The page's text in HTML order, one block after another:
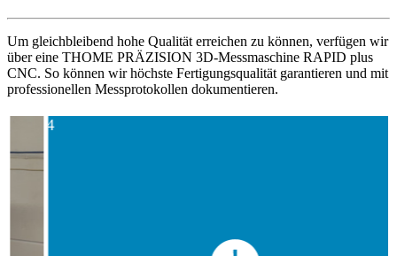
Um gleichbleibend hohe Qualität erreichen zu können, verfügen wir
über eine THOME PRÄZISION 3D-Messmaschine RAPID plus
CNC. So können wir höchste Fertigungsqualität garantieren und mit
professionellen Messprotokollen dokumentieren.